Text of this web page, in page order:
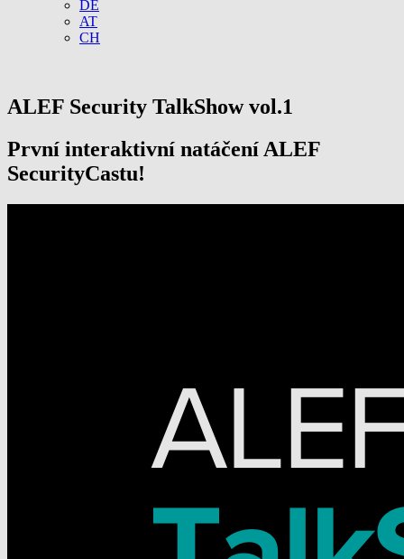
DE
AT
CH
ALEF Security TalkShow vol.1
První interaktivní natáčení ALEF
SecurityCastu!